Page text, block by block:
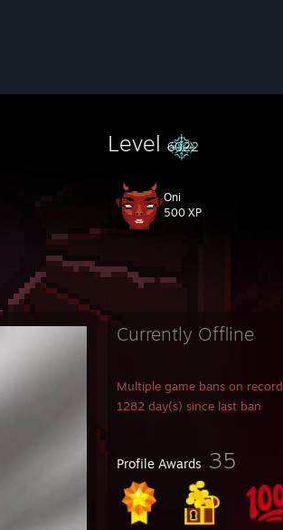
Level 6022
Oni
500 XP
Currently Offline
Multiple game bans on record
1282 day(s) since last ban
Profile Awards 35